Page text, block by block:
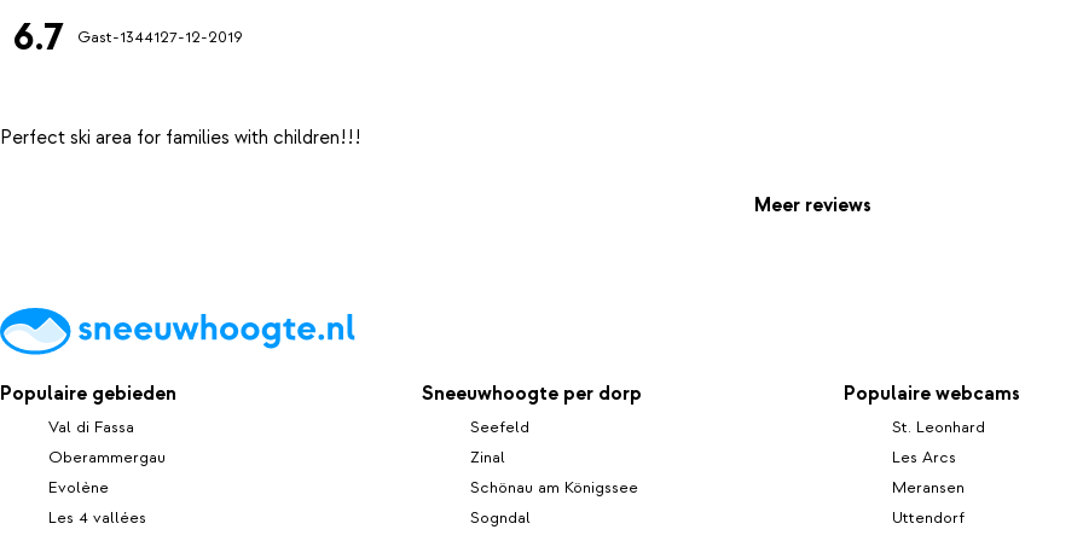
6.7 Gast-1344127-12-2019
Meer reviews
Populaire gebieden
Val di Fassa
Oberammergau
Evolène
Les 4 vallées
Sneeuwhoogte per dorp
Seefeld
Zinal
Schönau am Königssee
Sogndal
Populaire webcams
St. Leonhard
Les Arcs
Meransen
Uttendorf